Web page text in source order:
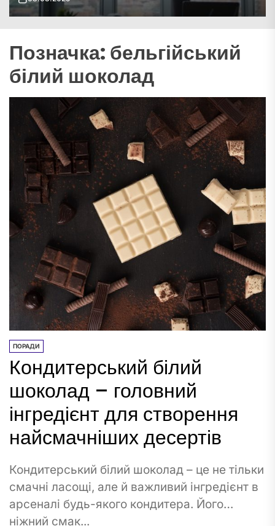
Позначка: бельгійський
білий шоколад
ПОРАДИ
Кондитерський білий
шоколад – головний
інгредієнт для створення
найсмачніших десертів
Кондитерський білий шоколад – це не тільки
смачні ласощі, але й важливий інгредієнт в
арсеналі будь-якого кондитера. Його
ніжний смак...